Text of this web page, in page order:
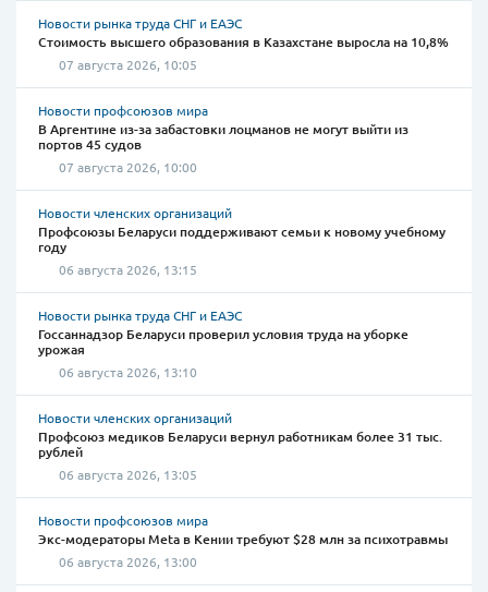
Новости рынка труда СНГ и ЕАЭС
Стоимость высшего образования в Казахстане выросла на 10,8%
07 августа 2026, 10:05
Новости профсоюзов мира
В Аргентине из-за забастовки лоцманов не могут выйти из
портов 45 судов
07 августа 2026, 10:00
Новости членских организаций
Профсоюзы Беларуси поддерживают семьи к новому учебному
году
06 августа 2026, 13:15
Новости рынка труда СНГ и ЕАЭС
Госсаннадзор Беларуси проверил условия труда на уборке
урожая
06 августа 2026, 13:10
Новости членских организаций
Профсоюз медиков Беларуси вернул работникам более 31 тыс.
рублей
06 августа 2026, 13:05
Новости профсоюзов мира
Экс-модераторы Meta в Кении требуют $28 млн за психотравмы
06 августа 2026, 13:00